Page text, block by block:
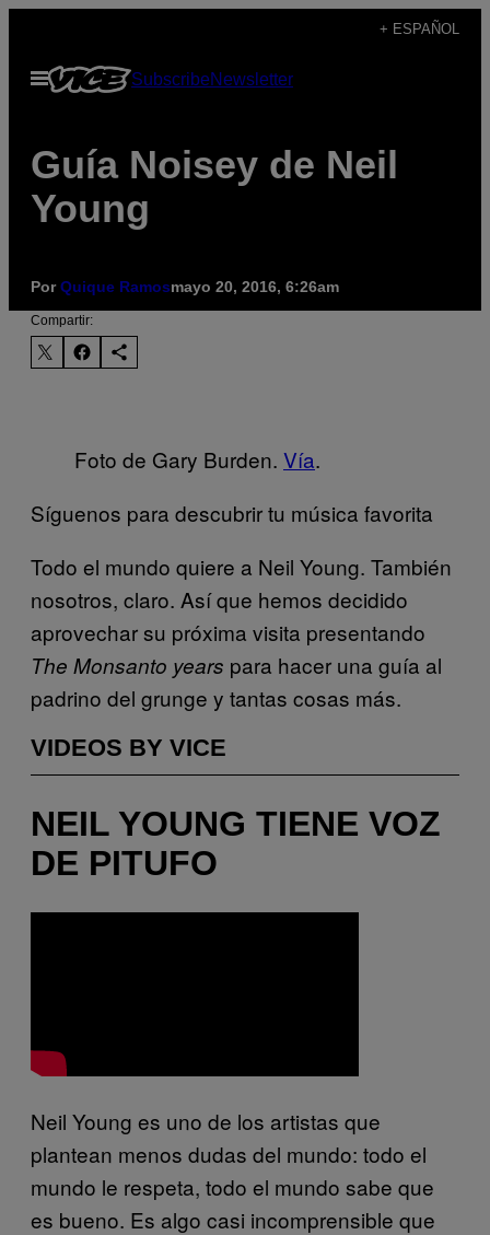
contenido
+ ESPAÑOL
Abrir
Menú
SubscribeNewsletter
Guía Noisey de Neil
Young
PorQuique Ramosmayo 20, 2016, 6:26am
Compartir:
Foto de Gary Burden. Vía.
Síguenos para descubrir tu música favorita
Todo el mundo quiere a Neil Young. También
nosotros, claro. Así que hemos decidido
aprovechar su próxima visita presentando
The Monsanto years para hacer una guía al
padrino del grunge y tantas cosas más.
VIDEOS BY VICE
NEIL YOUNG TIENE VOZ
DE PITUFO
Neil Young es uno de los artistas que
plantean menos dudas del mundo: todo el
mundo le respeta, todo el mundo sabe que
es bueno. Es algo casi incomprensible que